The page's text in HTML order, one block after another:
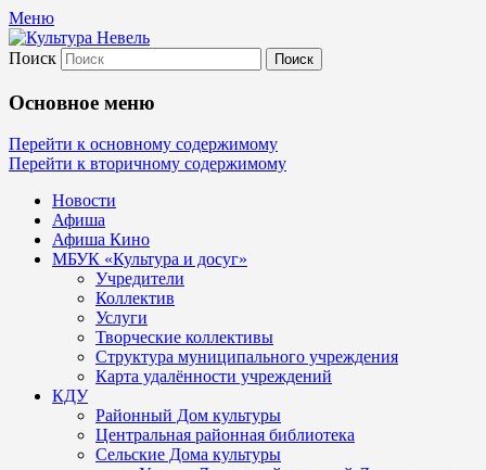
Меню
Культура Невель
МБУК Невельского района "Культура
и досуг"
Поиск
Основное меню
Перейти к основному содержимому
Перейти к вторичному содержимому
Новости
Афиша
Афиша Кино
МБУК «Культура и досуг»
Учредители
Коллектив
Услуги
Творческие коллективы
Структура муниципального учреждения
Карта удалённости учреждений
КДУ
Районный Дом культуры
Центральная районная библиотека
Сельские Дома культуры